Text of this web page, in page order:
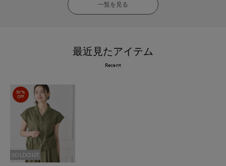
一覧を見る
最近見たアイテム
Recent
50%
OFF
SOLDOUT